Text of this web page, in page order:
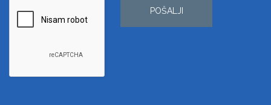
POŠALJI